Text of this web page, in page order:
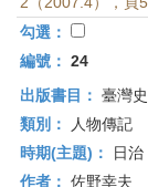
勾選：
編號： 24
出版書目： 臺灣
類別：
人物傳記
時期(主題)：
日治
作者： 佐野幸夫